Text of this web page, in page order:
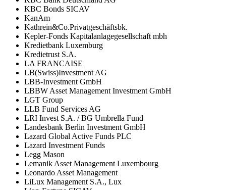
KBC Bonds SICAV
KanAm
Kathrein&Co.Privatgeschäftsbk.
Kepler-Fonds Kapitalanlagegesellschaft mbh
Kredietbank Luxemburg
Kredietrust S.A.
LA FRANCAISE
LB(Swiss)Investment AG
LBB-Investment GmbH
LBBW Asset Management Investment GmbH
LGT Group
LLB Fund Services AG
LRI Invest S.A. / BG Umbrella Fund
Landesbank Berlin Investment GmbH
Lazard Global Active Funds PLC
Lazard Investment Funds
Legg Mason
Lemanik Asset Management Luxembourg
Leonardo Asset Management
LiLux Management S.A., Lux